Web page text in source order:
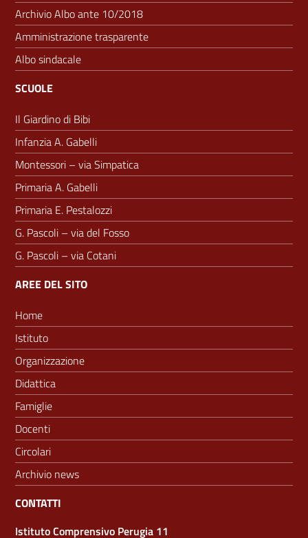
Archivio Albo ante 10/2018
Amministrazione trasparente
Albo sindacale
SCUOLE
Il Giardino di Bibi
Infanzia A. Gabelli
Montessori – via Simpatica
Primaria A. Gabelli
Primaria E. Pestalozzi
G. Pascoli – via del Fosso
G. Pascoli – via Cotani
AREE DEL SITO
Home
Istituto
Organizzazione
Didattica
Famiglie
Docenti
Circolari
Archivio news
CONTATTI
Istituto Comprensivo Perugia 11